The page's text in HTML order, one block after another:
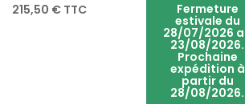
215,50 € TTC Fermeture
estivale du
28/07/2026
23/08/2026.
Prochaine
expédition à
partir du
28/08/2026.